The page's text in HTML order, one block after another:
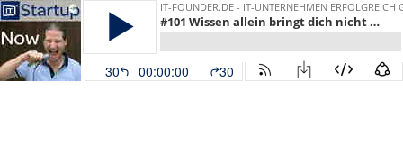
IT-FOUNDER.DE - IT-UNTERNEHMEN ERFOLGREICH
#101 Wissen allein bringt dich nicht weiter, auf das Warum kommt’s an
30 00:00:00 30